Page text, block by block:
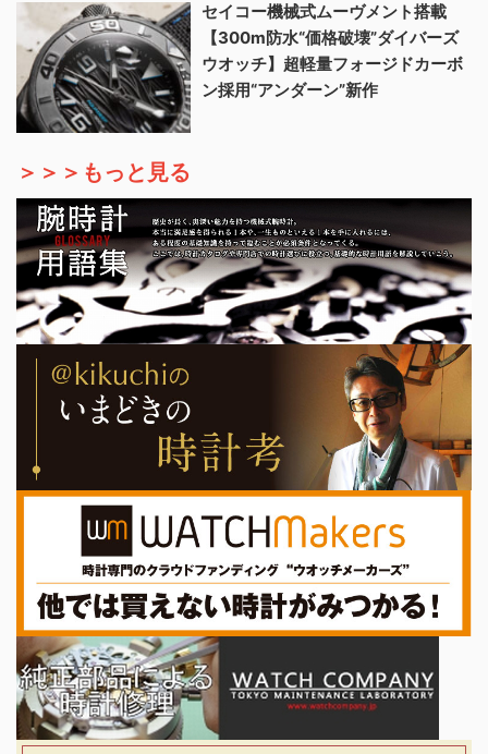
セイコー機械式ムーヴメント搭載
【300m防水“価格破壊”ダイバーズ
ウオッチ】超軽量フォージドカーボ
ン採用“アンダーン”新作
＞＞＞もっと見る